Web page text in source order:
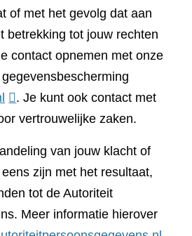
of met het gevolg dat aan
betrekking tot jouw rechten
contact opnemen met onze
. Je kunt ook contact met
vertrouwelijke zaken.
van jouw klacht of
zijn met het resultaat,
tot de Autoriteit
Meer informatie hierover